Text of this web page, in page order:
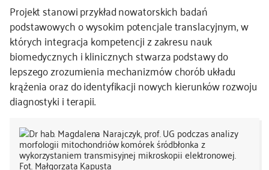
Projekt stanowi przykład nowatorskich badań
podstawowych o wysokim potencjale translacyjnym, w
których integracja kompetencji z zakresu nauk
biomedycznych i klinicznych stwarza podstawy do
lepszego zrozumienia mechanizmów chorób układu
krążenia oraz do identyfikacji nowych kierunków rozwoju
diagnostyki i terapii.